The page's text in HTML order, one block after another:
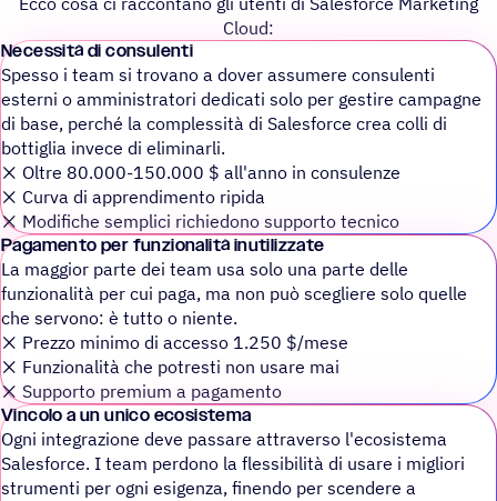
Cloud:
Neces­sità di consulenti
Spesso i team si trovano a dover assumere consulenti
esterni o amministratori dedicati solo per gestire campagne
di base, perché la complessità di Salesforce crea colli di
bottiglia invece di eliminarli.
❌️ Oltre 80.000-150.000 $ all'anno in consulenze
❌️ Curva di apprendimento ripida
❌️ Modifiche semplici richiedono supporto tecnico
Paga­mento per funzionalità inutilizzate
La maggior parte dei team usa solo una parte delle
funzionalità per cui paga, ma non può scegliere solo quelle
che servono: è tutto o niente.
❌️ Prezzo minimo di accesso 1.250 $/mese
❌️ Funzionalità che potresti non usare mai
❌️ Supporto premium a pagamento
Vincolo a un unico ecosistema
Ogni integrazione deve passare attraverso l'ecosistema
Salesforce. I team perdono la flessibilità di usare i migliori
strumenti per ogni esigenza, finendo per scendere a